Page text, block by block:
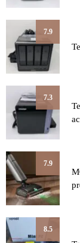
7.9
7.3
7.9
8.5